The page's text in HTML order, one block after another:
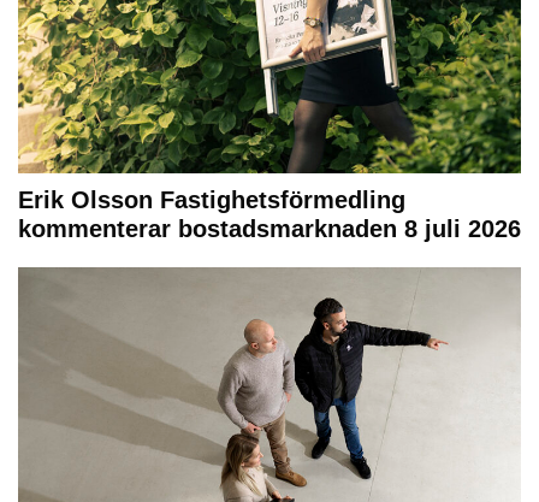
Erik Olsson Fastighetsförmedling
kommenterar bostadsmarknaden 8 juli 2026